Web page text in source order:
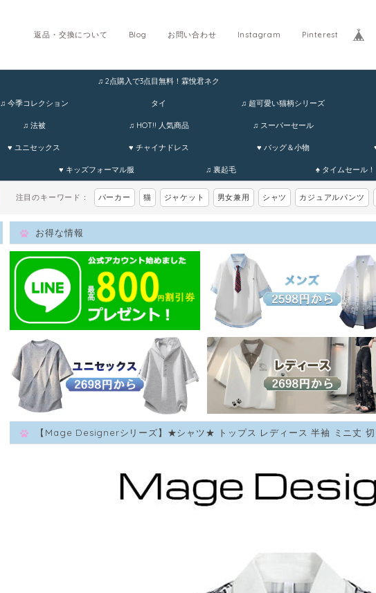
Pinterest
Instagram
お問い合わせ
Blog
返品・交換について
♫ 今季コレクション
♫ 2点購入で3点目無料！霖悅君ネク
タイ ♫ 超可愛い猫柄シリーズ
♫ 法被 ♫ HOT!! 人気商品 ♫ スーパーセール
♥ ユニセックス ♥ チャイナドレス ♥ バッグ＆小物
♥ キッズフォーマル服 ♫ 裏起毛 ♠ タイムセール！
注目のキーワード： パーカー 猫 ジャケット 男女兼用 シャツ カジュアルパンツ
お得な情報
【Mage Designerシリーズ】★シャツ★ トップス レディース 半袖 ミニ丈